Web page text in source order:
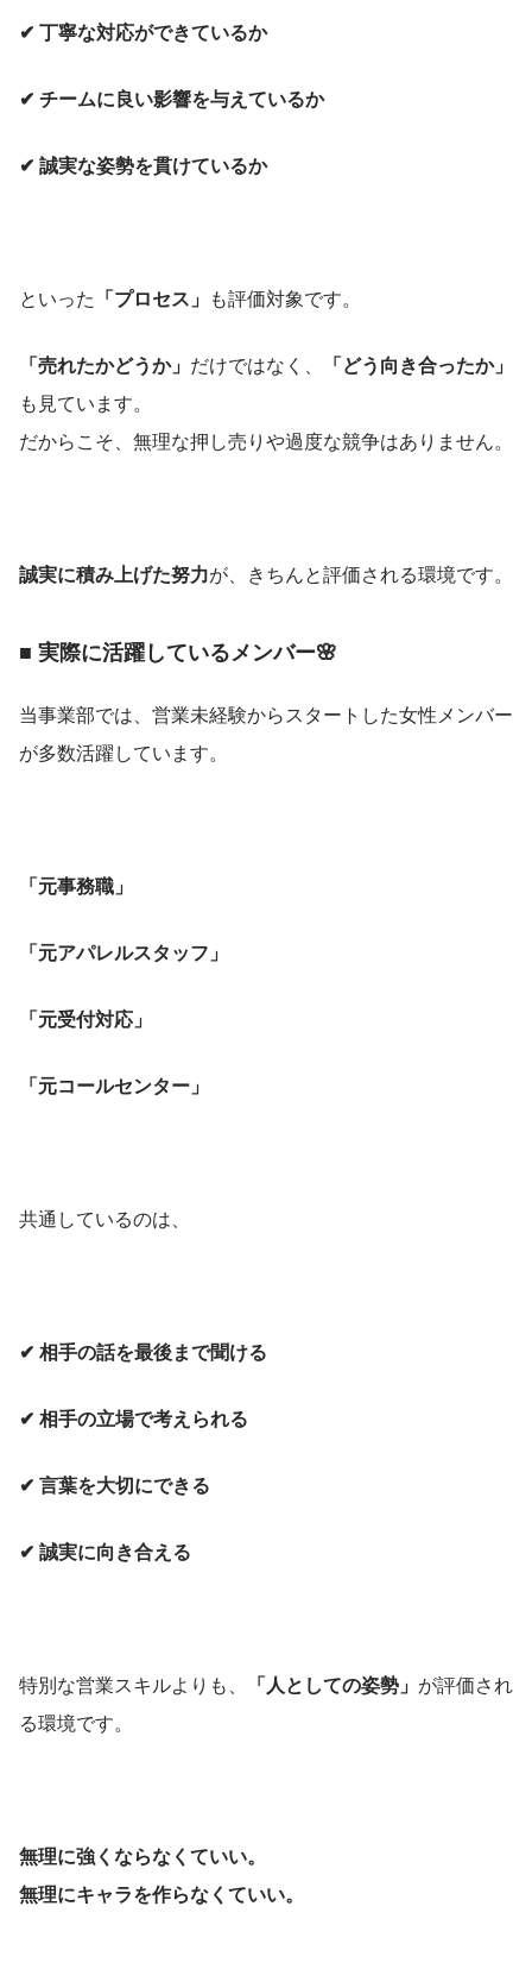
✔ 丁寧な対応ができているか
✔ チームに良い影響を与えているか
✔ 誠実な姿勢を貫けているか
といった 「プロセス」 も評価対象です。
「売れたかどうか」 だけではなく、
「どう向き合ったか」
も見ています。
だからこそ、無理な押し売りや過度な競争はありません。
誠実に積み上げた努力が、きちんと評価される環境です。
■ 実際に活躍しているメンバー🌸
当事業部では、営業未経験からスタートした女性メンバー
が多数活躍しています。
「元事務職」
「元アパレルスタッフ」
「元受付対応」
「元コールセンター」
共通しているのは、
✔ 相手の話を最後まで聞ける
✔ 相手の立場で考えられる
✔ 言葉を大切にできる
✔ 誠実に向き合える
特別な営業スキルよりも、 「人としての姿勢」 が評価され
る環境です。
無理に強くならなくていい。
無理にキャラを作らなくていい。